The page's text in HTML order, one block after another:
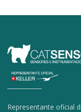
Representante oficial